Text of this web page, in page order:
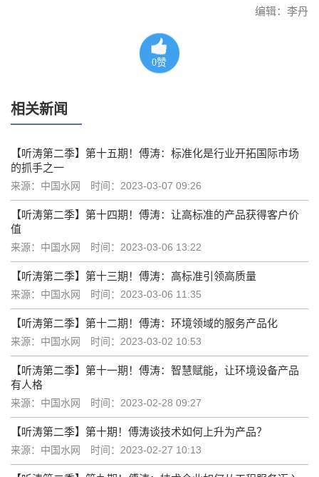
编辑：李丹
0赞
相关新闻
【听涛第二季】第十五期！傅涛：标准化是行业开拓国际市场
的抓手之一
来源：中国水网 时间：2023-03-07 09:26
【听涛第二季】第十四期！傅涛：让高标准的产品获得客户价
值
来源：中国水网 时间：2023-03-06 13:22
【听涛第二季】第十三期！傅涛：高标准引领高质量
来源：中国水网 时间：2023-03-06 11:35
【听涛第二季】第十二期！傅涛：环境领域的服务产品化
来源：中国水网 时间：2023-03-02 10:53
【听涛第二季】第十一期！傅涛：智慧赋能，让环境设备产品
有人格
来源：中国水网 时间：2023-02-28 09:27
【听涛第二季】第十期！傅涛谈技术如何上升为产品？
来源：中国水网 时间：2023-02-27 10:13